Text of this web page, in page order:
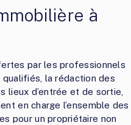
à
par les professionnels
qualifiés, la rédaction des
lieux d’entrée et de sortie,
en charge l’ensemble des
pour un propriétaire non